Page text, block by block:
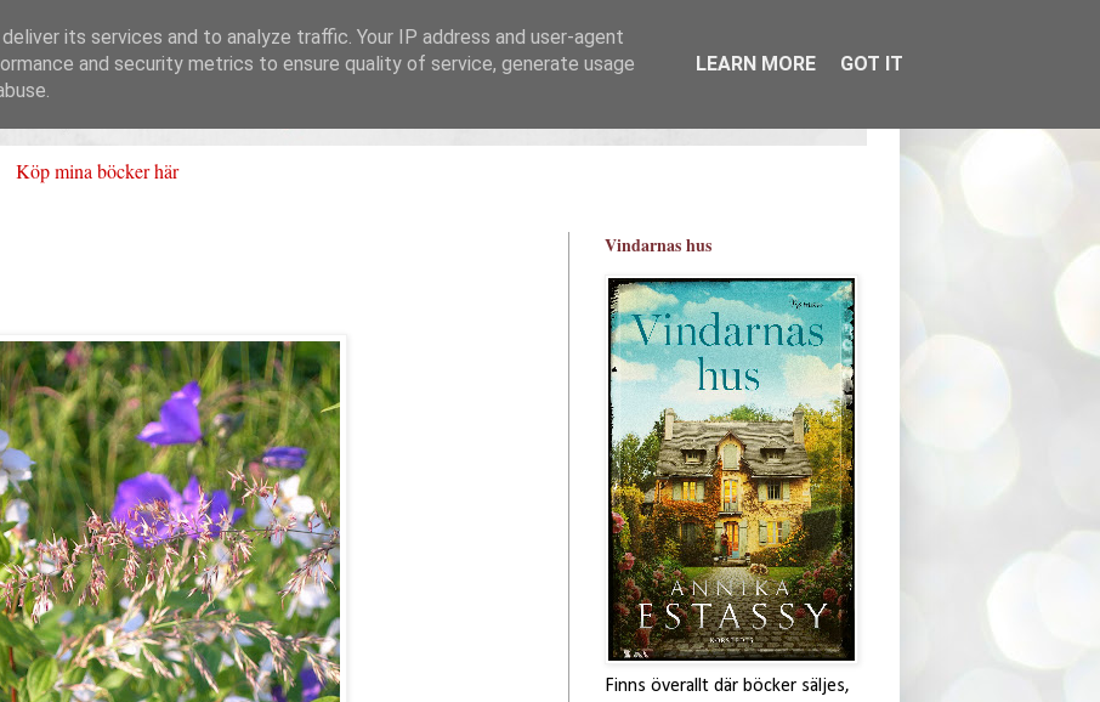
Köp mina böcker här
Vindarnas hus
Finns överallt där böcker säljes,
its services and to analyze traffic. Your IP address and user-agent
and security metrics to ensure quality of service, generate usage
LEARN MORE GOT IT